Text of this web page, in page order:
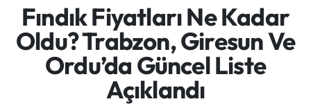
Fındık Fiyatları Ne Kadar
Oldu? Trabzon, Giresun Ve
Ordu’da Güncel Liste
Açıklandı
Türkiye
Kültür/Sanat
Politika
Trabzon Trafik Yoğunluk Haritası
Süper Lig Puan Durumu ve Fikstür
Tüm Manşetler